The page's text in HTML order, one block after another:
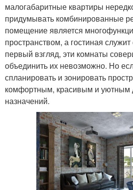
малогабаритные квартиры
придумывать комбинированные
помещение является
пространством, а гостиная
первый взгляд, эти комнаты
объединить их невозможно. Но
спланировать и зонировать
комфортным, красивым и уютным
назначений.